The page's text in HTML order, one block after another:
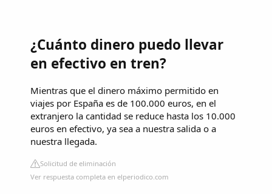
¿Cuánto dinero puedo llevar
en efectivo en tren?
Mientras que el dinero máximo permitido en
viajes por España es de 100.000 euros, en el
extranjero la cantidad se reduce hasta los 10.000
euros en efectivo, ya sea a nuestra salida o a
nuestra llegada.
Solicitud de eliminación
Ver respuesta completa en elperiodico.com